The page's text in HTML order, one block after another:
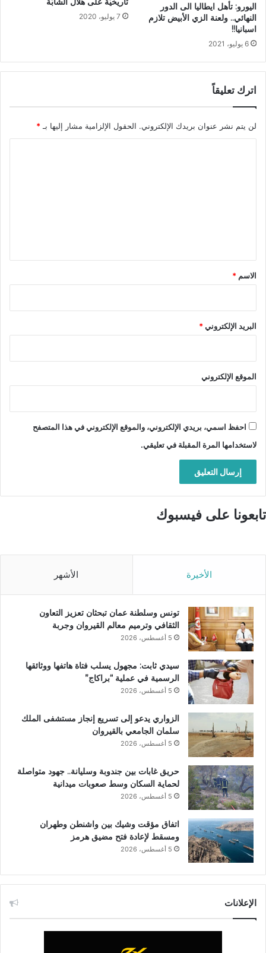
اليورو: تأهل ايطاليا الى الدور
النهائي.. ولعنة الزي الأبيض تلازم
اسبانيا!!
6 يوليو، 2021
7 يوليو، 2020
اترك تعليقاً
لن يتم نشر عنوان بريدك الإلكتروني. الحقول الإلزامية مشار إليها بـ*
*
الاسم *
البريد الإلكتروني*
الموقع الإلكتروني
احفظ اسمي، بريدي الإلكتروني، والموقع الإلكتروني في هذا المتصفح
لاستخدامها المرة المقبلة في تعليقي.
تابعونا على فيسبوك
الأخيرة الأشهر
تونس وسلطنة عمان تبحثان تعزيز التعاون
الثقافي وترميم معالم القيروان وجربة
5 أغسطس، 2026
سيدي ثابت: مجهول يسلب فتاة هاتفها ووثائقها
الرسمية في عملية “براكاج”
5 أغسطس، 2026
الزواري يدعو إلى تسريع إنجاز مستشفى الملك
سلمان الجامعي بالقيروان
5 أغسطس، 2026
حريق غابات بين جندوبة وسليانة.. جهود متواصلة
لحماية السكان وسط صعوبات ميدانية
5 أغسطس، 2026
اتفاق مؤقت وشيك بين واشنطن وطهران
ومسقط لإعادة فتح مضيق هرمز
5 أغسطس، 2026
الإعلانات